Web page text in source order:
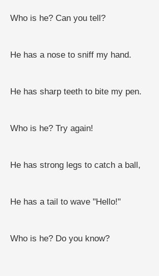
Who is he? Can you tell?
He has a nose to sniff my hand.
He has sharp teeth to bite my pen.
Who is he? Try again!
He has strong legs to catch a ball,
He has a tail to wave "Hello!"
Who is he? Do you know?